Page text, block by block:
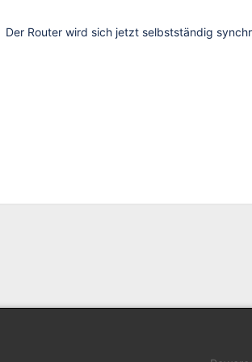
Der Router wird sich jetzt selbstständig